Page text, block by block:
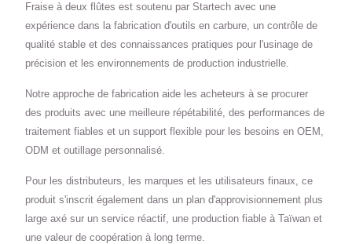
Fraise à deux flûtes est soutenu par Startech avec une
expérience dans la fabrication d'outils en carbure, un contrôle de
qualité stable et des connaissances pratiques pour l'usinage de
précision et les environnements de production industrielle.
Notre approche de fabrication aide les acheteurs à se procurer
des produits avec une meilleure répétabilité, des performances de
traitement fiables et un support flexible pour les besoins en OEM,
ODM et outillage personnalisé.
Pour les distributeurs, les marques et les utilisateurs finaux, ce
produit s'inscrit également dans un plan d'approvisionnement plus
large axé sur un service réactif, une production fiable à Taïwan et
une valeur de coopération à long terme.